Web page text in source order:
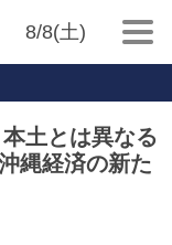
8/8(土)
土とは異なる
縄経済の新た